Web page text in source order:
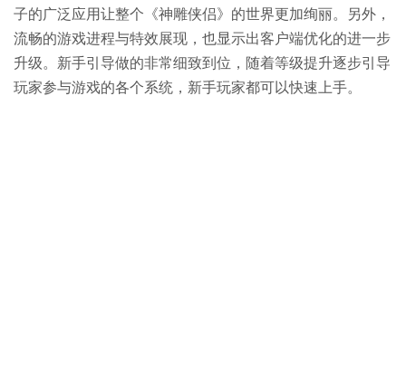
子的广泛应用让整个《神雕侠侣》的世界更加绚丽。另外，
流畅的游戏进程与特效展现，也显示出客户端优化的进一步
升级。新手引导做的非常细致到位，随着等级提升逐步引导
玩家参与游戏的各个系统，新手玩家都可以快速上手。